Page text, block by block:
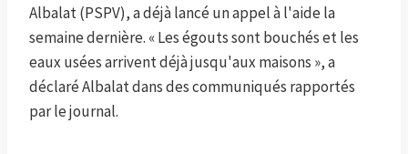
Albalat (PSPV), a déjà lancé un appel à l'aide la
semaine dernière. « Les égouts sont bouchés et les
eaux usées arrivent déjà jusqu'aux maisons », a
déclaré Albalat dans des communiqués rapportés
par le journal.